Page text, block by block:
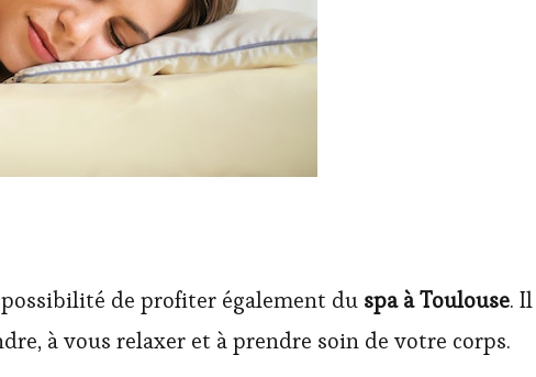
de profiter également du spa à Toulouse.
à vous relaxer et à prendre soin de votre corps.